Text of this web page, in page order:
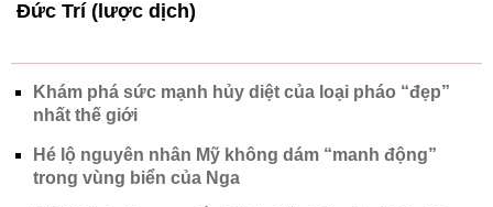
Đức Trí (lược dịch)
Khám phá sức mạnh hủy diệt của loại pháo “đẹp”
nhất thế giới
Hé lộ nguyên nhân Mỹ không dám “manh động”
trong vùng biển của Nga